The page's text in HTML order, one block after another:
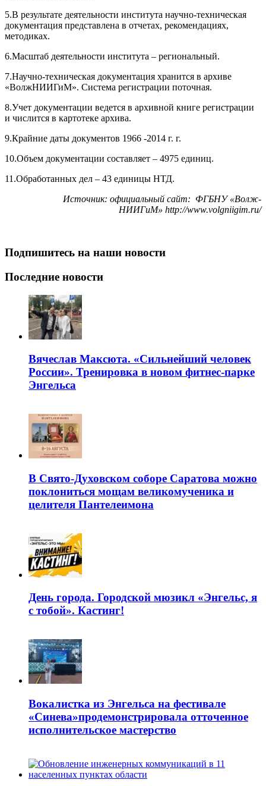
5.В результате деятельности института научно-техническая
документация представлена в отчетах, рекомендациях,
методиках.
6.Масштаб деятельности института – региональный.
7.Научно-техническая документация хранится в архиве
«ВолжНИИГиМ». Система регистрации поточная.
8.Учет документации ведется в архивной книге регистрации
и числится в картотеке архива.
9.Крайние даты документов 1966 -2014 г. г.
10.Объем документации составляет – 4975 единиц.
11.Обработанных дел – 43 единицы НТД.
Источник: официальный сайт: ФГБНУ «Волж-
НИИГиМ» http://www.volgniigim.ru/
Подпишитесь на наши новости
Последние новости
Вячеслав Максюта. «Сильнейший человек
России». Тренировка в новом фитнес-парке
Энгельса
В Свято-Духовском соборе Саратова можно
поклониться мощам великомученика и
целителя Пантелеимона
День города. Городской мюзикл «Энгельс, я
с тобой». Кастинг!
Вокалистка из Энгельса на фестивале
«Синева»продемонстрировала отточенное
исполнительское мастерство